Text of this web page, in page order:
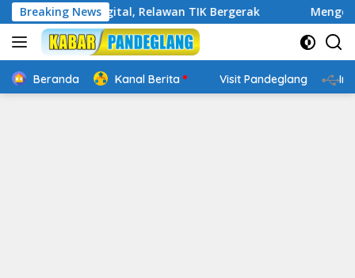
Langsung
ke
konten
Breaking News
Digital, Relawan TIK Bergerak Mengenal Website
Beranda Kanal Berita Visit Pandeglang